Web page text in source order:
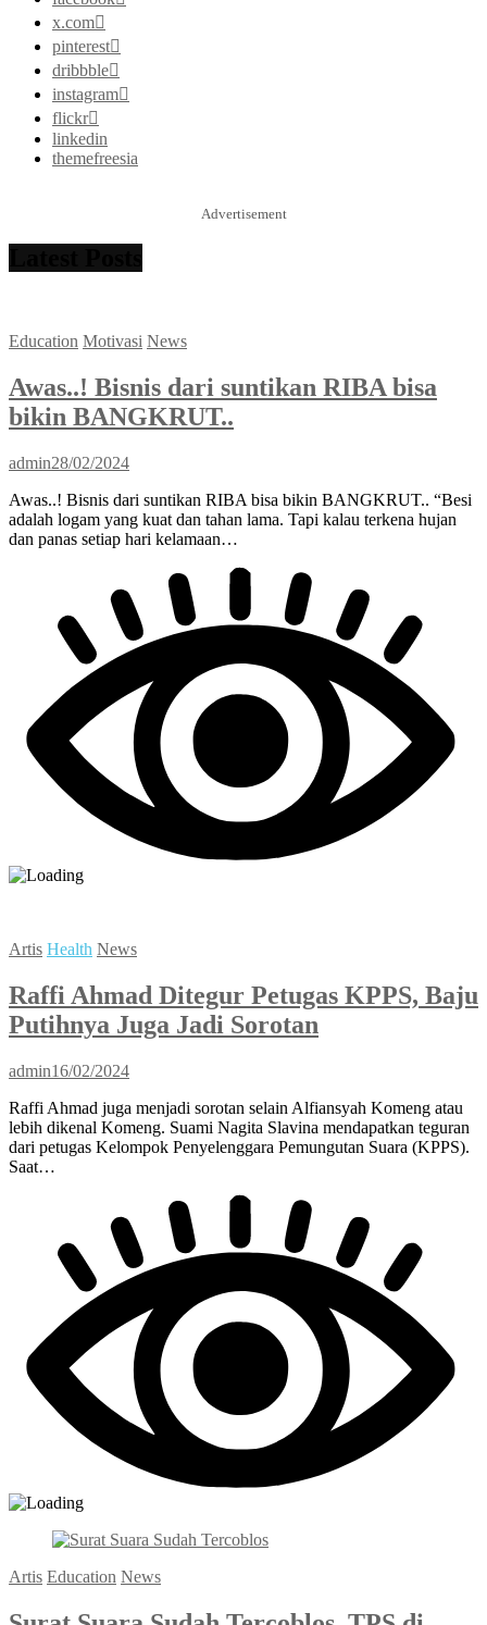
x.com
pinterest
dribbble
instagram
flickr
linkedin
themefreesia
Advertisement
Education Motivasi News
Awas..! Bisnis dari suntikan RIBA bisa
bikin BANGKRUT..
admin28/02/2024
Awas..! Bisnis dari suntikan RIBA bisa bikin BANGKRUT.. “Besi
adalah logam yang kuat dan tahan lama. Tapi kalau terkena hujan
dan panas setiap hari kelamaan…
Artis Health News
Raffi Ahmad Ditegur Petugas KPPS, Baju
Putihnya Juga Jadi Sorotan
admin16/02/2024
Raffi Ahmad juga menjadi sorotan selain Alfiansyah Komeng atau
lebih dikenal Komeng. Suami Nagita Slavina mendapatkan teguran
dari petugas Kelompok Penyelenggara Pemungutan Suara (KPPS).
Saat…
Artis Education News